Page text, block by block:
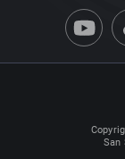
San